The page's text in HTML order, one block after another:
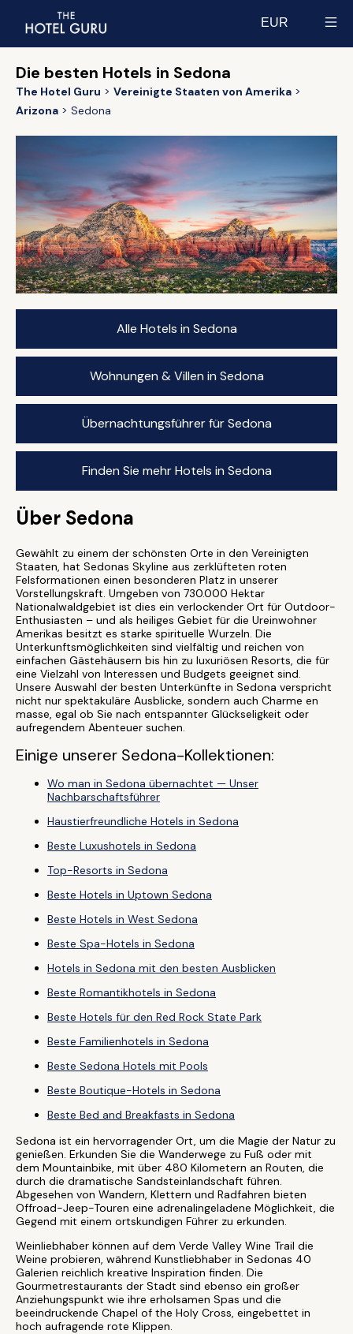
EUR
Die besten Hotels in Sedona
The Hotel Guru
Vereinigte Staaten von Amerika
Arizona
Sedona
Alle Hotels in Sedona
Wohnungen & Villen in Sedona
Übernachtungsführer für Sedona
Finden Sie mehr Hotels in Sedona
Über Sedona
Gewählt zu einem der schönsten Orte in den Vereinigten
Staaten, hat Sedonas Skyline aus zerklüfteten roten
Felsformationen einen besonderen Platz in unserer
Vorstellungskraft. Umgeben von 730.000 Hektar
Nationalwaldgebiet ist dies ein verlockender Ort für Outdoor-
Enthusiasten – und als heiliges Gebiet für die Ureinwohner
Amerikas besitzt es starke spirituelle Wurzeln. Die
Unterkunftsmöglichkeiten sind vielfältig und reichen von
einfachen Gästehäusern bis hin zu luxuriösen Resorts, die für
eine Vielzahl von Interessen und Budgets geeignet sind.
Unsere Auswahl der besten Unterkünfte in Sedona verspricht
nicht nur spektakuläre Ausblicke, sondern auch Charme en
masse, egal ob Sie nach entspannter Glückseligkeit oder
aufregendem Abenteuer suchen.
Einige unserer Sedona-Kollektionen:
Wo man in Sedona übernachtet — Unser
Nachbarschaftsführer
Haustierfreundliche Hotels in Sedona
Beste Luxushotels in Sedona
Top-Resorts in Sedona
Beste Hotels in Uptown Sedona
Beste Hotels in West Sedona
Beste Spa-Hotels in Sedona
Hotels in Sedona mit den besten Ausblicken
Beste Romantikhotels in Sedona
Beste Hotels für den Red Rock State Park
Beste Familienhotels in Sedona
Beste Sedona Hotels mit Pools
Beste Boutique-Hotels in Sedona
Beste Bed and Breakfasts in Sedona
Sedona ist ein hervorragender Ort, um die Magie der Natur zu
genießen. Erkunden Sie die Wanderwege zu Fuß oder mit
dem Mountainbike, mit über 480 Kilometern an Routen, die
durch die dramatische Sandsteinlandschaft führen.
Abgesehen von Wandern, Klettern und Radfahren bieten
Offroad-Jeep-Touren eine adrenalingeladene Möglichkeit, die
Gegend mit einem ortskundigen Führer zu erkunden.
Weinliebhaber können auf dem Verde Valley Wine Trail die
Weine probieren, während Kunstliebhaber in Sedonas 40
Galerien reichlich kreative Inspiration finden. Die
Gourmetrestaurants der Stadt sind ebenso ein großer
Anziehungspunkt wie ihre erholsamen Spas und die
beeindruckende Chapel of the Holy Cross, eingebettet in
hoch aufragende rote Klippen.